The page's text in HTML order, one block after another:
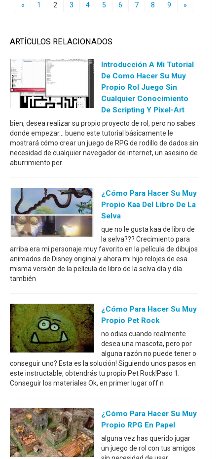
« 1 2 3 4 5 6 7 8 9 »
ARTÍCULOS RELACIONADOS
Introducción A Mi Tutorial
De Como Hacer Su Muy
Propio Rol Juego Sin
Cualquier Conocimiento
De Scripting Y Pixel-Art
bien, desea realizar su propio proyecto de rol, pero no sabes
donde empezar... bueno este tutorial básicamente le
mostrará cómo crear un juego de RPG de rodillo de dados sin
necesidad de cualquier navegador de internet, un asesino de
aburrimiento per
¿Cómo Para Hacer Su Muy
Propio Kaa Del Libro De La
Selva
que no le gusta kaa de libro de
la selva??? Crecimiento para
arriba era mi personaje muy favorito en la película de dibujos
animados de Disney original y ahora mi hijo relojes de esa
misma versión de la película de libro de la selva día y día
también
¿Cómo Para Hacer Su Muy
Propio Pet Rock
no odias cuando realmente
desea una mascota, pero por
alguna razón no puede tener o
conseguir uno? Esta es la solución! Siguiendo unos pasos en
este instructable, obtendrás tu propio Pet Rock!Paso 1:
Conseguir los materiales Ok, en primer lugar off n
¿Cómo Para Hacer Su Muy
Propio RPG En Papel
alguna vez has querido jugar
un juego de rol con tus amigos